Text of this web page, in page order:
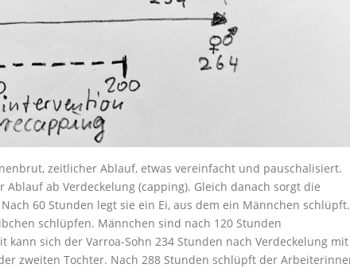
zeitlicher Ablauf, etwas vereinfacht und pauschalisiert.
Ablauf ab Verdeckelung (capping). Gleich danach sorgt die
60 Stunden legt sie ein Ei, aus dem ein Männchen schlüpft.
schlüpfen. Männchen sind nach 120 Stunden
kann sich der Varroa-Sohn 234 Stunden nach Verdeckelung mit
zweiten Tochter. Nach 288 Stunden schlüpft der